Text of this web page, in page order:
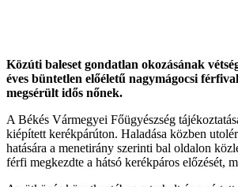
Közúti baleset gondatlan okozásának
éves büntetlen előéletű nagymágocsi
megsérült idős nőnek.
A Békés Vármegyei Főügyészség
kiépített kerékpárúton. Haladása közben
hatására a menetirány szerinti bal oldalon
férfi megkezdte a hátsó kerékpáros előzését,